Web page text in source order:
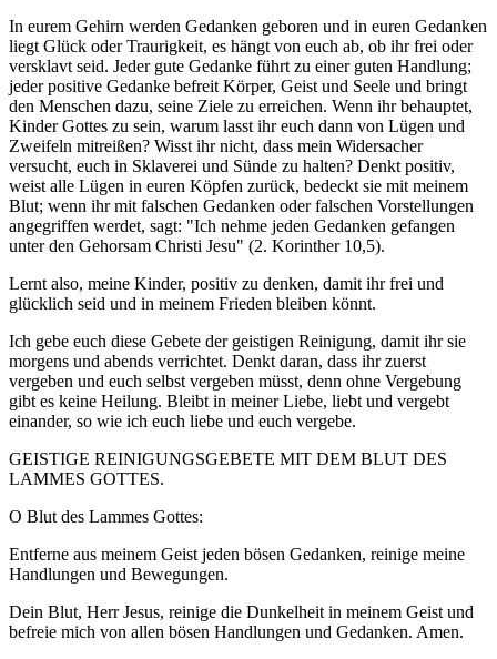
In eurem Gehirn werden Gedanken geboren und in euren Gedanken
liegt Glück oder Traurigkeit, es hängt von euch ab, ob ihr frei oder
versklavt seid. Jeder gute Gedanke führt zu einer guten Handlung;
jeder positive Gedanke befreit Körper, Geist und Seele und bringt
den Menschen dazu, seine Ziele zu erreichen. Wenn ihr behauptet,
Kinder Gottes zu sein, warum lasst ihr euch dann von Lügen und
Zweifeln mitreißen? Wisst ihr nicht, dass mein Widersacher
versucht, euch in Sklaverei und Sünde zu halten? Denkt positiv,
weist alle Lügen in euren Köpfen zurück, bedeckt sie mit meinem
Blut; wenn ihr mit falschen Gedanken oder falschen Vorstellungen
angegriffen werdet, sagt: "Ich nehme jeden Gedanken gefangen
unter den Gehorsam Christi Jesu" (2. Korinther 10,5).
Lernt also, meine Kinder, positiv zu denken, damit ihr frei und
glücklich seid und in meinem Frieden bleiben könnt.
Ich gebe euch diese Gebete der geistigen Reinigung, damit ihr sie
morgens und abends verrichtet. Denkt daran, dass ihr zuerst
vergeben und euch selbst vergeben müsst, denn ohne Vergebung
gibt es keine Heilung. Bleibt in meiner Liebe, liebt und vergebt
einander, so wie ich euch liebe und euch vergebe.
GEISTIGE REINIGUNGSGEBETE MIT DEM BLUT DES
LAMMES GOTTES.
O Blut des Lammes Gottes:
Entferne aus meinem Geist jeden bösen Gedanken, reinige meine
Handlungen und Bewegungen.
Dein Blut, Herr Jesus, reinige die Dunkelheit in meinem Geist und
befreie mich von allen bösen Handlungen und Gedanken. Amen.